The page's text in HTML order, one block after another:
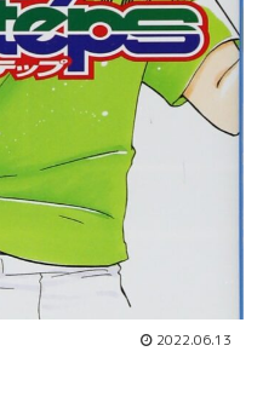
2022.06.13